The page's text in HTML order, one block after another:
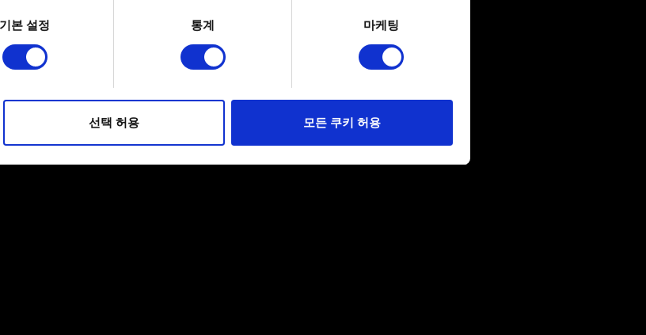
it for specific characteristics (fingerprinting)
is processed and set your preferences in the
환경을 개선하기 위해 사용됩니다. 예를 들어, 소셜 미디어를 통해 사용자와
해 쿠키의 일부를 저희 파트너와 공유할 수도 있습니다. 물론, 이처럼
기본 설정 통계 마케팅
선택 허용 모든 쿠키 허용